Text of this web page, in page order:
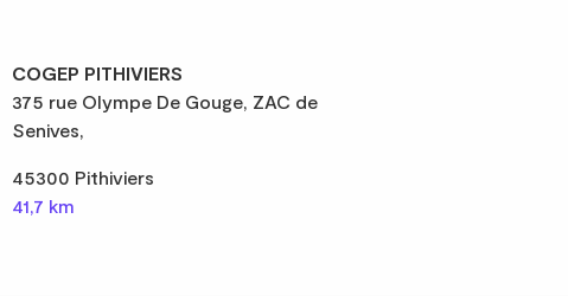
COGEP PITHIVIERS
375 rue Olympe De Gouge, ZAC de
Senives,
45300 Pithiviers
41,7 km